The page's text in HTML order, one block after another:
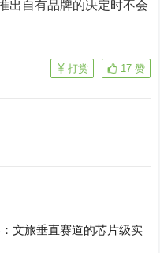
出自有品牌的决定时不会
17 赞
打赏
文旅垂直赛道的芯片级实